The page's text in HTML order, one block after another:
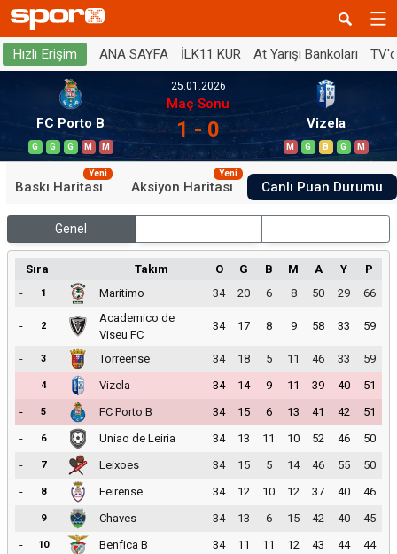
Hızlı Erişim ANA SAYFA İLK11 KUR At Yarışı Bankoları
FC Porto B
G G G M M
25.01.2026
Maç Sonu
1 - 0 Vizela
M G B G M
Baskı Haritası
Yeni
Aksiyon Haritası
Yeni
Canlı Puan Durumu
Genel
Sıra Takım O G B M A Y
P
-
1 Maritimo 34 20 6 8 50 29 66
- 2
Academico de
Viseu FC
34 17 8 9 58 33 59
- 3 Torreense 34 18 5 11 46 33
59
-
4 Vizela 34 14 9 11 39 40
51
-
5 FC Porto B 34 15 6 13 41 42
51
-
6 Uniao de Leiria 34 13 11 10 52 46
50
-
7 Leixoes 34 15 5 14 46 55
50
-
8 Feirense 34 12 10 12 37 40
46
-
9 Chaves 34 13 6 15 42 40
45
-
10 Benfica B 34 11 11 12 43 44
44